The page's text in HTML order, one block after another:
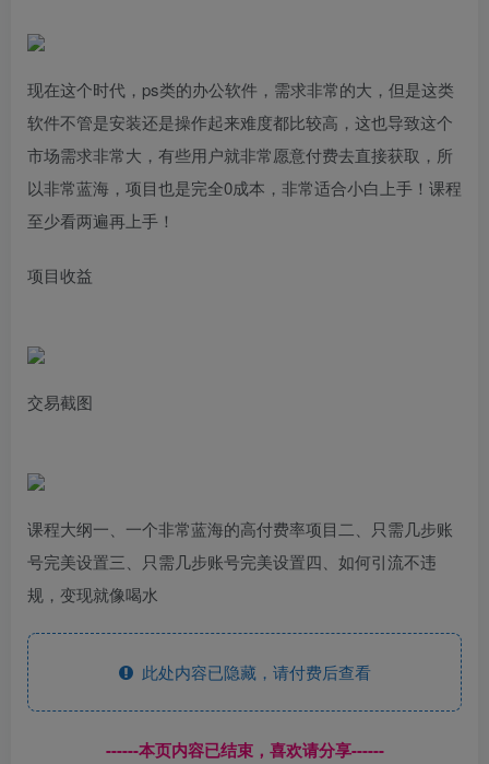
现在这个时代，ps类的办公软件，需求非常的大，但是这类
软件不管是安装还是操作起来难度都比较高，这也导致这个
市场需求非常大，有些用户就非常愿意付费去直接获取，所
以非常蓝海，项目也是完全0成本，非常适合小白上手！课程
至少看两遍再上手！
项目收益
交易截图
课程大纲一、一个非常蓝海的高付费率项目二、只需几步账
号完美设置三、只需几步账号完美设置四、如何引流不违
规，变现就像喝水
此处内容已隐藏，请付费后查看
------本页内容已结束，喜欢请分享------